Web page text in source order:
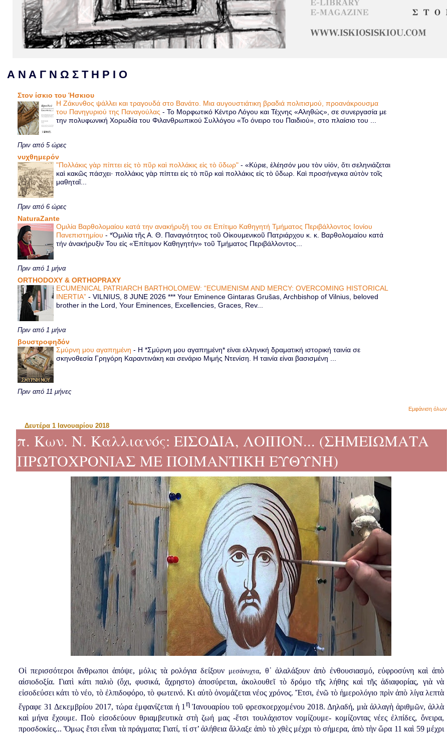
Α Ν Α Γ Ν Ω Σ Τ Η Ρ Ι Ο
Στον ίσκιο του Ήσκιου
Η Ζάκυνθος ψάλλει και τραγουδά στο Βανάτο. Μια αυγουστιάτικη βραδιά πολιτισμού, προανάκρουσμα
του Πανηγυριού της Παναγούλας-Το Μορφωτικό Κέντρο Λόγου και Τέχνης «Αληθώς», σε συνεργασία με
την πολυφωνική Χορωδία του Φιλανθρωπικού Συλλόγου «Το όνειρο του Παιδιού», στο πλαίσιο του ...
Πριν από 5 ώρες
νυχθημερόν
"Πολλάκις γὰρ πίπτει εἰς τὸ πῦρ καὶ πολλάκις εἰς τὸ ὕδωρ"-«Κύριε, ἐλέησόν μου τὸν υἱόν, ὅτι σεληνιάζεται
καὶ κακῶς πάσχει· πολλάκις γὰρ πίπτει εἰς τὸ πῦρ καὶ πολλάκις εἰς τὸ ὕδωρ. Καὶ προσήνεγκα αὐτὸν τοῖς
μαθηταῖ...
Πριν από 6 ώρες
NaturaZante
Ομιλία Βαρθολομαίου κατά την ανακήρυξή του σε Επίτιμο Καθηγητή Τμήματος Περιβάλλοντος Ιονίου
Πανεπιστημίου-*Ὁμιλία τῆς Α. Θ. Παναγιότητος τοῦ Οἰκουμενικοῦ Πατριάρχου κ. κ. Βαρθολομαίου κατά
τήν ἀνακήρυξίν Του εἰς «Ἐπίτιμον Καθηγητήν» τοῦ Τμήματος Περιβάλλοντος...
Πριν από 1 μήνα
ORTHODOXY & ORTHOPRAXY
ECUMENICAL PATRIARCH BARTHOLOMEW: “ECUMENISM AND MERCY: OVERCOMING HISTORICAL
INERTIA”-VILNIUS, 8 JUNE 2026 *** Your Eminence Gintaras Grušas, Archbishop of Vilnius, beloved
brother in the Lord, Your Eminences, Excellencies, Graces, Rev...
Πριν από 1 μήνα
βουστροφηδόν
Σμύρνη μου αγαπημένη- Η *Σμύρνη μου αγαπημένη* είναι ελληνική δραματική ιστορική ταινία σε
σκηνοθεσία Γρηγόρη Καραντινάκη και σενάριο Μιμής Ντενίση. Η ταινία είναι βασισμένη ...
Πριν από 11 μήνες
Εμφάνιση όλων
Δευτέρα 1 Ιανουαρίου 2018
π. Κων. Ν. Καλλιανός: ΕΙΣΟΔΙΑ, ΛΟΙΠΟΝ... (ΣΗΜΕΙΩΜΑΤΑ
ΠΡΩΤΟΧΡΟΝΙΑΣ ΜΕ ΠΟΙΜΑΝΤΙΚΗ ΕΥΘΥΝΗ)
Οἱ περισσότεροι ἄνθρωποι ἀπόψε, μόλις τὰ ρολόγια δείξουν μεσάνυχτα, θ᾿ ἀλαλάξουν ἀπὸ ἐνθουσιασμό, εὐφροσύνη καὶ ἀπὸ
αἰσιοδοξία. Γιατὶ κάτι παλιὸ (ὄχι, φυσικά, ἄχρηστο) ἀπoσύρεται, ἀκολουθεῖ τὸ δρόμο τῆς λήθης καὶ τῆς ἀδιαφορίας, γιὰ νὰ
εἰσοδεύσει κάτι τὸ νέο, τὸ ἐλπιδοφόρο, τὸ φωτεινό. Κι αὐτὸ ὀνομάζεται νέος χρόνος. Ἔτσι, ἐνῶ τὸ ἡμερολόγιο πρὶν ἀπὸ λίγα λεπτὰ
ἔγραφε 31 Δεκεμβρίου 2017, τώρα ἐμφανίζεται ἡ 1 ηἸανουαρίου τοῦ φρεσκοερχομένου 2018. Δηλαδή, μιὰ ἀλλαγὴ ἀριθμῶν, ἀλλὰ
καὶ μήνα ἔχουμε. Ποὺ εἰσοδεύουν θριαμβευτικὰ στὴ ζωή μας -ἔτσι τουλάχιστον νομίζουμε- κομίζοντας νέες ἐλπίδες, ὄνειρα,
προσδοκίες... Ὅμως ἔτσι εἶναι τὰ πράγματα; Γιατί, τί στ’ ἀλήθεια ἄλλαξε ἀπὸ τὸ χθὲς μέχρι τὸ σήμερα, ἀπὸ τὴν ὥρα 11 καὶ 59 μέχρι